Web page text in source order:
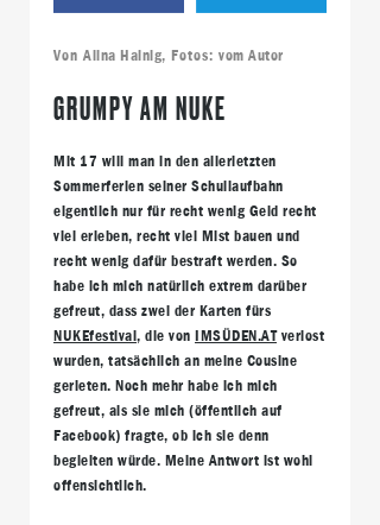
Von Alina Hainig, Fotos: vom Autor
GRUMPY AM NUKE
Mit 17 will man in den allerletzten
Sommerferien seiner Schullaufbahn
eigentlich nur für recht wenig Geld recht
viel erleben, recht viel Mist bauen und
recht wenig dafür bestraft werden. So
habe ich mich natürlich extrem darüber
gefreut, dass zwei der Karten fürs
NUKEfestival , die von IMSÜDEN.ATverlost
wurden, tatsächlich an meine Cousine
gerieten. Noch mehr habe ich mich
gefreut, als sie mich (öffentlich auf
Facebook) fragte, ob ich sie denn
begleiten würde. Meine Antwort ist wohl
offensichtlich.